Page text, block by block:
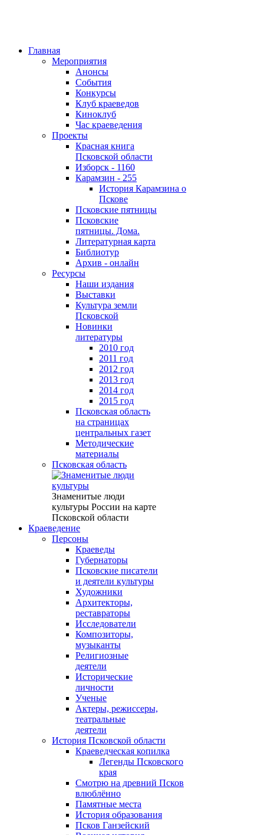
Главная
Мероприятия
Анонсы
События
Конкурсы
Клуб краеведов
Киноклуб
Час краеведения
Проекты
Красная книга
Псковской области
Изборск - 1160
Карамзин - 255
История Карамзина о
Пскове
Псковские пятницы
Псковские
пятницы. Дома.
Литературная карта
Библиотур
Архив - онлайн
Ресурсы
Наши издания
Выставки
Культура земли
Псковской
Новинки
литературы
2010 год
2011 год
2012 год
2013 год
2014 год
2015 год
Псковская область
на страницах
центральных газет
Методические
материалы
Псковская область
Знаменитые люди
культуры России на карте
Псковской области
Краеведение
Персоны
Краеведы
Губернаторы
Псковские писатели
и деятели культуры
Художники
Архитекторы,
реставраторы
Исследователи
Композиторы,
музыканты
Религиозные
деятели
Исторические
личности
Ученые
Актеры, режиссеры,
театральные
деятели
История Псковской области
Краеведческая копилка
Легенды Псковского
края
Смотрю на древний Псков
влюблённо
Памятные места
История образования
Псков Ганзейский